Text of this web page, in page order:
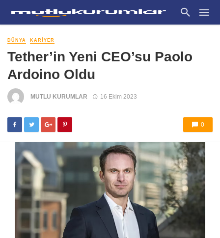
DÜNYA KARIYER
Tether’in Yeni CEO’su Paolo
Ardoino Oldu
MUTLU KURUMLAR 16 Ekim 2023
0